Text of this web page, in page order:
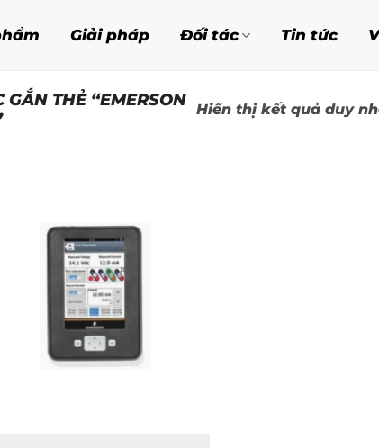
Giải pháp Đối tác Tin tức
THẺ “EMERSON Hiển thị kết quả duy